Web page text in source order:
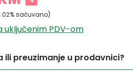
sačuvano)
uključenim PDV-om
ili preuzimanje u prodavnici?